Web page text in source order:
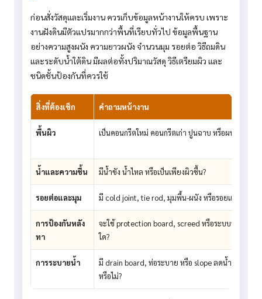
ก่อนสั่งวัสดุและเริ่มงาน ควรเก็บข้อมูลหน้างานให้ครบ เพราะ
งานฝังดินมีตัวแปรมากกว่าพื้นที่เรียบทั่วไป ข้อมูลพื้นฐาน
อย่างความสูงผนัง ความยาวผนัง จำนวนมุม รอยต่อ วิธีถมดิน
และระดับน้ำใต้ดิน มีผลต่อทั้งปริมาณวัสดุ วิธีเตรียมผิว และ
ชนิดชั้นป้องกันที่ควรใช้
สิ่งที่ต้องเช็ก คำถามหน้างาน
พื้นผิว เป็นคอนกรีตใหม่ คอนกรีตเก่า ปูนฉาบ หรือผนังก่อ?
น้ำและความชื้น มีน้ำขัง น้ำไหล หรือเป็นเพียงผิวชื้น?
รอยต่อและมุม มี cold joint, tie rod, มุมพื้น-ผนัง หรือรอยแตกร้าวกี่
การป้องกันหลัง
ทา
จะใช้ protection board, screed หรือระบบป้องกันแ
ใด?
การระบายน้ำ
มี drain board, ท่อระบาย หรือ slope ลดน้ำขังข้างผ
หรือไม่?